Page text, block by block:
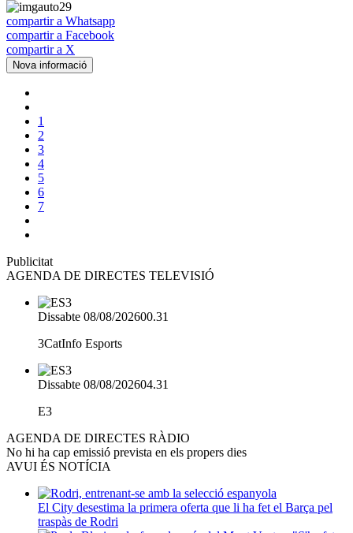
compartir a Whatsapp
compartir a Facebook
compartir a X
Nova informació
1
2
3
4
5
6
7
Publicitat
AGENDA DE DIRECTES TELEVISIÓ
Dissabte 08/08/202600.31
3CatInfo Esports
Dissabte 08/08/202604.31
E3
AGENDA DE DIRECTES RÀDIO
No hi ha cap emissió prevista en els propers dies
AVUI ÉS NOTÍCIA
El City desestima la primera oferta que li ha fet el Barça pel
traspàs de Rodri